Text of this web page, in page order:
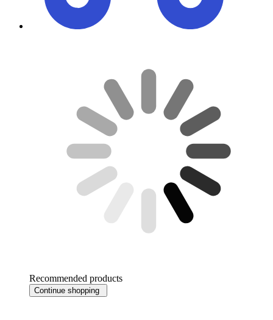
Recommended products
Continue shopping